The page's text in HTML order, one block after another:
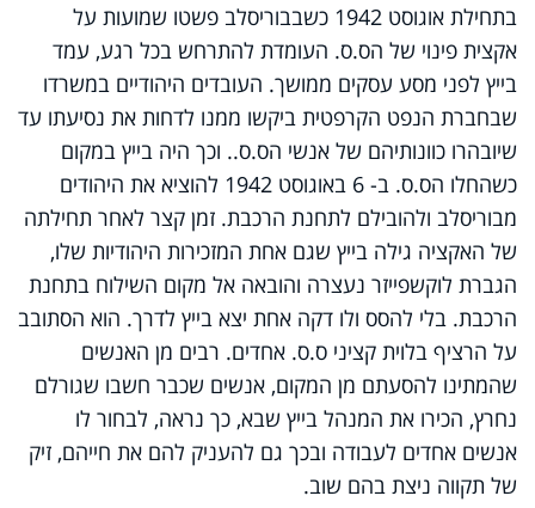
בתחילת אוגוסט 1942 כשבבוריסלב פשטו שמועות על
אקצית פינוי של הס.ס. העומדת להתרחש בכל רגע, עמד
בייץ לפני מסע עסקים ממושך. העובדים היהודיים במשרדו
שבחברת הנפט הקרפטית ביקשו ממנו לדחות את נסיעתו עד
שיובהרו כוונותיהם של אנשי הס.ס.. וכך היה בייץ במקום
כשהחלו הס.ס. ב- 6 באוגוסט 1942 להוציא את היהודים
מבוריסלב ולהובילם לתחנת הרכבת. זמן קצר לאחר תחילתה
של האקציה גילה בייץ שגם אחת המזכירות היהודיות שלו,
הגברת לוקשפייזר נעצרה והובאה אל מקום השילוח בתחנת
הרכבת. בלי להסס ולו דקה אחת יצא בייץ לדרך. הוא הסתובב
על הרציף בלוית קציני ס.ס. אחדים. רבים מן האנשים
שהמתינו להסעתם מן המקום, אנשים שכבר חשבו שגורלם
נחרץ, הכירו את המנהל בייץ שבא, כך נראה, לבחור לו
אנשים אחדים לעבודה ובכך גם להעניק להם את חייהם, זיק
של תקווה ניצת בהם שוב.